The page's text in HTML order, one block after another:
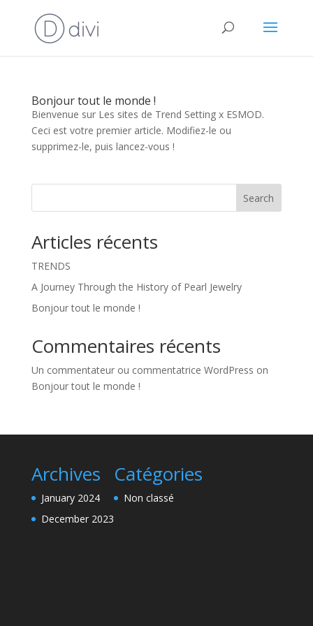
Bonjour tout le monde !
Bienvenue sur Les sites de Trend Setting x ESMOD.
Ceci est votre premier article. Modifiez-le ou
supprimez-le, puis lancez-vous !
Search
Articles récents
TRENDS
A Journey Through the History of Pearl Jewelry
Bonjour tout le monde !
Commentaires récents
Un commentateur ou commentatrice WordPress on
Bonjour tout le monde !
Archives
January 2024
December 2023
Catégories
Non classé